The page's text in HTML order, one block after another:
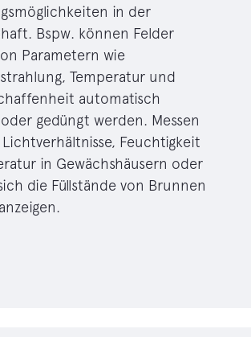
in der
Bspw. können Felder
Parametern wie
Temperatur und
automatisch
gedüngt werden. Messen
Feuchtigkeit
in Gewächshäusern oder
die Füllstände von Brunnen